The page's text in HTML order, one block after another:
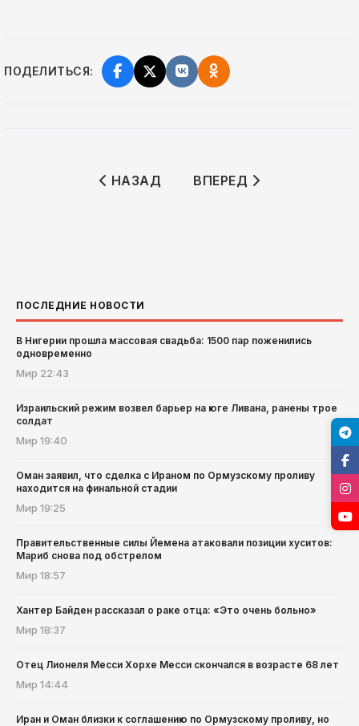
ПОДЕЛИТЬСЯ:
ПРЕДЫДУЩИЙ: ТРЕНЕР СБОРНОЙ
НАЗАД СЛЕДУЮЩИЙ: СЕМЬЯ
ВПЕРЕД
ПОСЛЕДНИЕ НОВОСТИ
В Нигерии прошла массовая свадьба: 1500 пар поженились
одновременно
Мир 22:43
Израильский режим возвел барьер на юге Ливана, ранены трое
солдат
Мир 19:40
Оман заявил, что сделка с Ираном по Ормузскому проливу
находится на финальной стадии
Мир 19:25
Правительственные силы Йемена атаковали позиции хуситов:
Мариб снова под обстрелом
Мир 18:57
Хантер Байден рассказал о раке отца: «Это очень больно»
Мир 18:37
Отец Лионеля Месси Хорхе Месси скончался в возрасте 68 лет
Мир 14:44
Иран и Оман близки к соглашению по Ормузскому проливу, но